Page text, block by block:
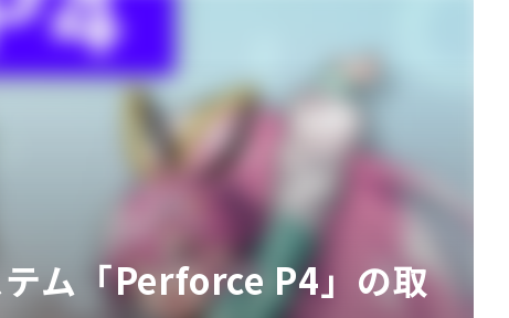
ム「Perforce P4」の取